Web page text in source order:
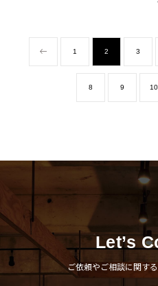
1 2 3
8 9 10
Let’s
ご依頼やご相談に関す